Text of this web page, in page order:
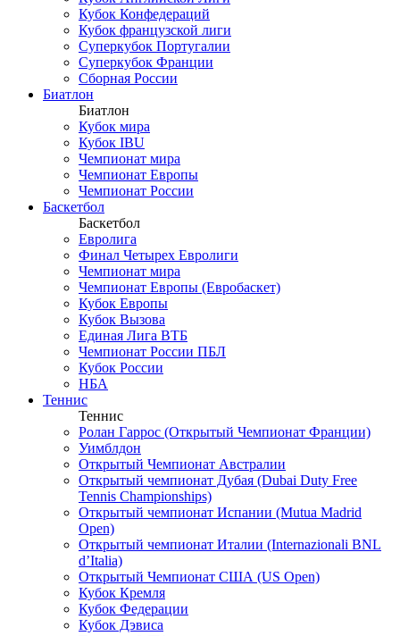
Кубок Конфедераций
Кубок французской лиги
Суперкубок Португалии
Суперкубок Франции
Сборная России
Биатлон
Биатлон
Кубок мира
Кубок IBU
Чемпионат мира
Чемпионат Европы
Чемпионат России
Баскетбол
Баскетбол
Евролига
Финал Четырех Евролиги
Чемпионат мира
Чемпионат Европы (Евробаскет)
Кубок Европы
Кубок Вызова
Единая Лига ВТБ
Чемпионат России ПБЛ
Кубок России
НБА
Теннис
Теннис
Ролан Гаррос (Открытый Чемпионат Франции)
Уимблдон
Открытый Чемпионат Австралии
Открытый чемпионат Дубая (Dubai Duty Free
Tennis Championships)
Открытый чемпионат Испании (Mutua Madrid
Open)
Открытый чемпионат Италии (Internazionali BNL
d’Italia)
Открытый Чемпионат США (US Open)
Кубок Кремля
Кубок Федерации
Кубок Дэвиса